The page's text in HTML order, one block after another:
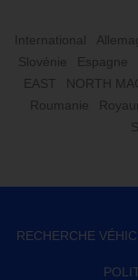
International
Slovénie
Espagne
EAST
NORTH
Roumanie
RECHERCHE